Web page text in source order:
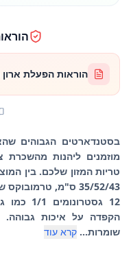
הוראות הפעלת ארון חימום 36
בסטנדארטים הגבוהים
מוזמנים ליהנות מהשכרת
טריות המזון שלכם. בין
הקפדה על איכות גבוהה.
שומרות... קרא עוד